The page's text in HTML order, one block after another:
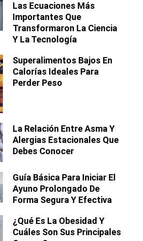
Las Ecuaciones Más
Importantes Que
Transformaron La Ciencia
Y La Tecnología
Superalimentos Bajos En
Calorías Ideales Para
Perder Peso
La Relación Entre Asma Y
Alergias Estacionales Que
Debes Conocer
Guía Básica Para Iniciar El
Ayuno Prolongado De
Forma Segura Y Efectiva
¿Qué Es La Obesidad Y
Cuáles Son Sus Principales